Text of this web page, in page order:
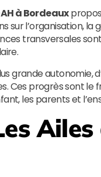
à Bordeaux
sur l’organisation,
transversales
grande
Ces progrès sont le
les parents et